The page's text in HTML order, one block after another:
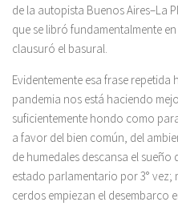
de la autopista Buenos Aires–La
que se libró fundamentalmente
clausuró el basural.
Evidentemente esa frase
pandemia nos está haciendo
suficientemente hondo como
a favor del bien común, del
de humedales descansa el
estado parlamentario por 3° vez;
cerdos empiezan el desembarco